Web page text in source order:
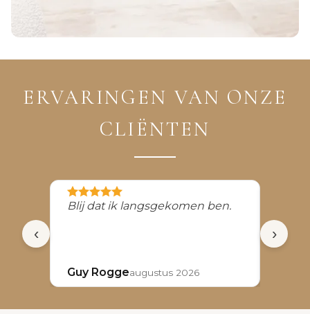
ERVARINGEN VAN ONZE
CLIËNTEN
‹
Blij dat ik langsgekomen ben.
Guy Roggeaugustus 2026
›